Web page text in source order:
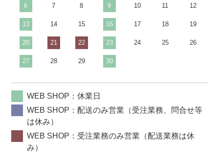
6 7 8 9 10 11 12
13 14 15 16 17 18 19
20 21 22 23 24 25 26
27 28 29 30
WEB SHOP：休業日
WEB SHOP：配送のみ営業（受注業務、問合せ等
は休み）
WEB SHOP：受注業務のみ営業（配送業務は休
み）